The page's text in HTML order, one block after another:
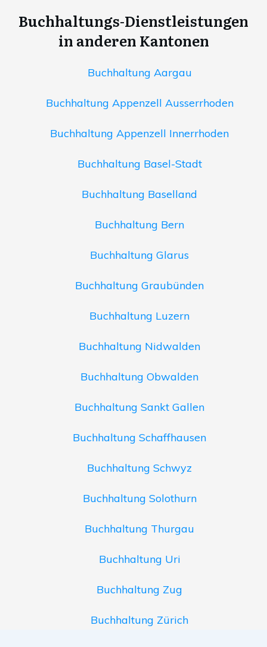
Buchhaltungs-Dienstleistungen
in anderen Kantonen
Buchhaltung Aargau
Buchhaltung Appenzell Ausserrhoden
Buchhaltung Appenzell Innerrhoden
Buchhaltung Basel-Stadt
Buchhaltung Baselland
Buchhaltung Bern
Buchhaltung Glarus
Buchhaltung Graubünden
Buchhaltung Luzern
Buchhaltung Nidwalden
Buchhaltung Obwalden
Buchhaltung Sankt Gallen
Buchhaltung Schaffhausen
Buchhaltung Schwyz
Buchhaltung Solothurn
Buchhaltung Thurgau
Buchhaltung Uri
Buchhaltung Zug
Buchhaltung Zürich